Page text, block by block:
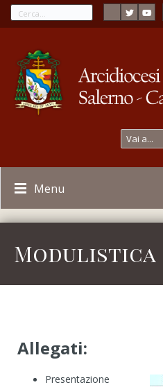
Menu
Modulistica
Allegati:
Presentazione